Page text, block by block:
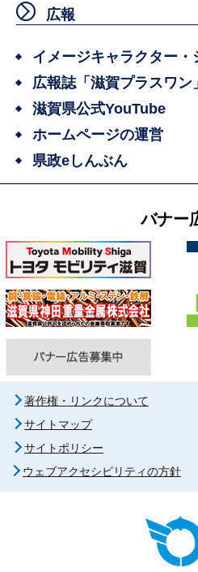
広報
イメージキャラクター
広報誌「滋賀プラスワン」
滋賀県公式YouTube
ホームページの運営
県政eしんぶん
バナー
著作権・リンクについて
サイトマップ
サイトポリシー
ウェブアクセシビリティの方針